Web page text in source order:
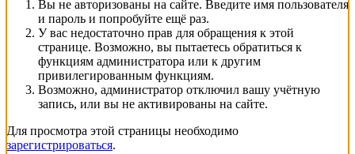
Вы не авторизованы на сайте. Введите имя пользователя
и пароль и попробуйте ещё раз.
У вас недостаточно прав для обращения к этой
странице. Возможно, вы пытаетесь обратиться к
функциям администратора или к другим
привилегированным функциям.
Возможно, администратор отключил вашу учётную
запись, или вы не активированы на сайте.
Для просмотра этой страницы необходимо
зарегистрироваться.